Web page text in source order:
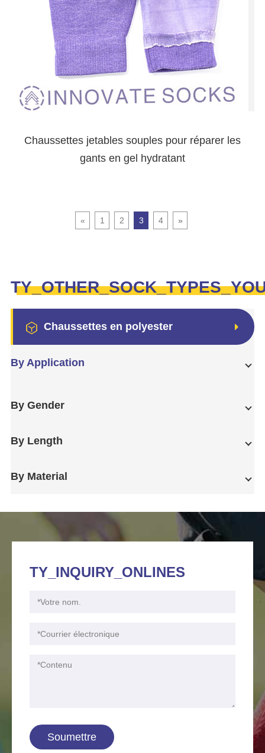
Chaussettes jetables souples pour réparer les
gants en gel hydratant
« 1 2 3 4 »
Chaussettes en polyester
By Application
By Gender
By Length
By Material
TY_INQUIRY_ONLINES
Soumettre